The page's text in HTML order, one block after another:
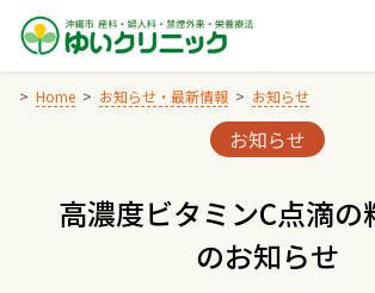
Skip
content
Home お知らせ・最新情報 お知らせ
Categories:
お知らせ
高濃度ビタミンC点滴の
のお知らせ
交通アクセス